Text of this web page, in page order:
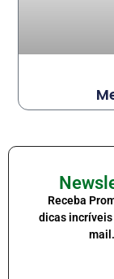
Receba
dicas incríveis
mail.